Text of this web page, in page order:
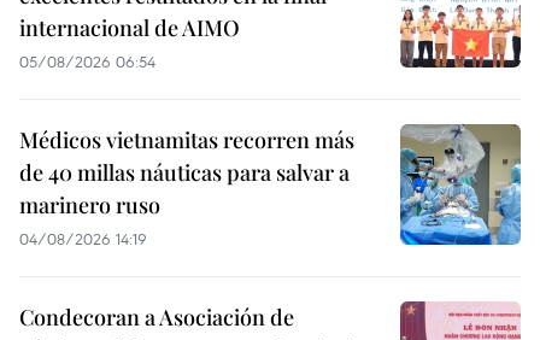
internacional de AIMO
05/08/2026 06:54
Médicos vietnamitas recorren más
de 40 millas náuticas para salvar a
marinero ruso
04/08/2026 14:19
Condecoran a Asociación de